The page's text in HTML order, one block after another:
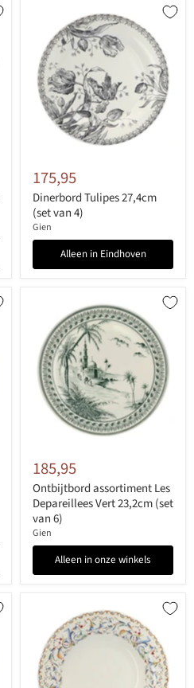
175,95
Dinerbord Tulipes 27,4cm
(set van 4)
Gien
Alleen in Eindhoven
185,95
Ontbijtbord assortiment Les
Depareillees Vert 23,2cm (set
van 6)
Gien
Alleen in onze winkels